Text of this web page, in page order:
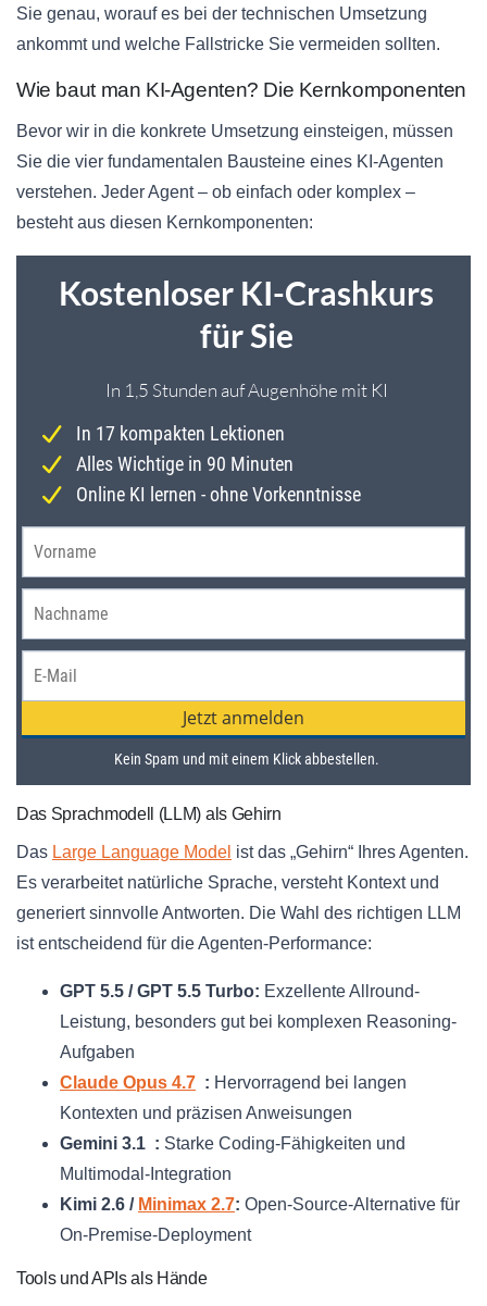
Sie genau, worauf es bei der technischen Umsetzung
ankommt und welche Fallstricke Sie vermeiden sollten.
Wie baut man KI-Agenten? Die Kernkomponenten
Bevor wir in die konkrete Umsetzung einsteigen, müssen
Sie die vier fundamentalen Bausteine eines KI-Agenten
verstehen. Jeder Agent – ob einfach oder komplex –
besteht aus diesen Kernkomponenten:
Das Sprachmodell (LLM) als Gehirn
Das Large Language Model ist das „Gehirn“ Ihres Agenten.
Es verarbeitet natürliche Sprache, versteht Kontext und
generiert sinnvolle Antworten. Die Wahl des richtigen LLM
ist entscheidend für die Agenten-Performance:
GPT 5.5 / GPT 5.5 Turbo: Exzellente Allround-
Leistung, besonders gut bei komplexen Reasoning-
Aufgaben
Claude Opus 4.7 : Hervorragend bei langen
Kontexten und präzisen Anweisungen
Gemini 3.1 : Starke Coding-Fähigkeiten und
Multimodal-Integration
Kimi 2.6 / Minimax 2.7: Open-Source-Alternative für
On-Premise-Deployment
Tools und APIs als Hände